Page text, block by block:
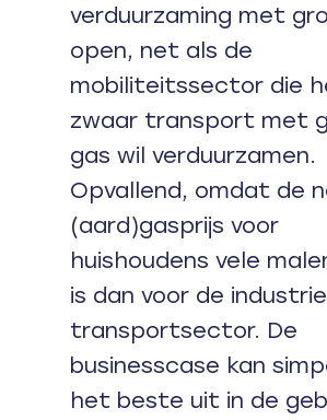
verduurzaming met
open, net als de
mobiliteitssector die
zwaar transport met
gas wil verduurzamen.
Opvallend, omdat de
(aard)gasprijs voor
huishoudens vele
is dan voor de
transportsector. De
businesscase kan
het beste uit in de